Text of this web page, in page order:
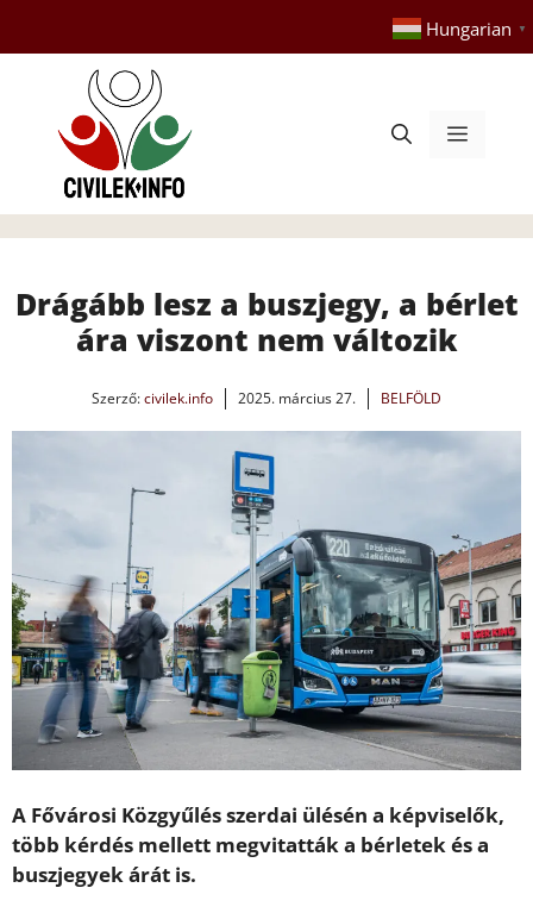
tartalomba
Hungarian ▼
Menü
Drágább lesz a buszjegy, a bérlet
ára viszont nem változik
Szerző:civilek.info 2025. március 27. BELFÖLD
A Fővárosi Közgyűlés szerdai ülésén a képviselők,
több kérdés mellett megvitatták a bérletek és a
buszjegyek árát is.